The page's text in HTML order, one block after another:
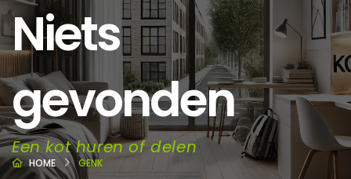
Niets
gevonden
Een kot huren of delen
HOME GENK